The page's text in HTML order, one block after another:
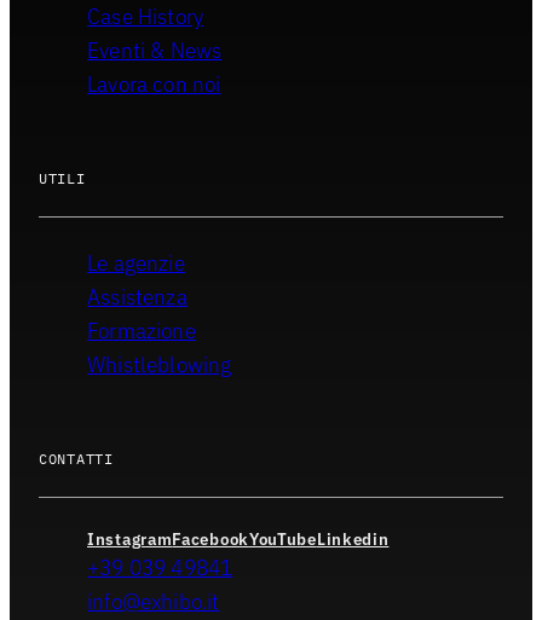
Case History
Eventi & News
Lavora con noi
UTILI
Le agenzie
Assistenza
Formazione
Whistleblowing
CONTATTI
InstagramFacebookYouTubeLinkedin
+39 039 49841
info@exhibo.it